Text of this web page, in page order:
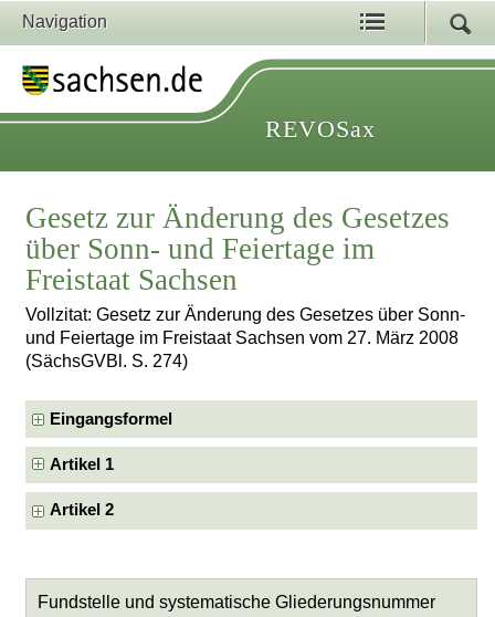
Navigation
REVOSax
Gesetz zur Änderung des Gesetzes
über Sonn- und Feiertage im
Freistaat Sachsen
Vollzitat: Gesetz zur Änderung des Gesetzes über Sonn-
und Feiertage im Freistaat Sachsen vom 27. März 2008
(SächsGVBl. S. 274)
Eingangsformel
Artikel 1
Artikel 2
Fundstelle und systematische Gliederungsnummer